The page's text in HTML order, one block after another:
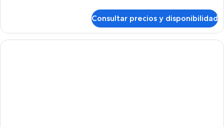
Consultar precios y disponibilidad